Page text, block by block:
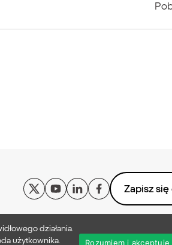
Zapisz
Zgłaszanie nadużyć
działania.
użytkownika.
Rozumiem i akceptuję